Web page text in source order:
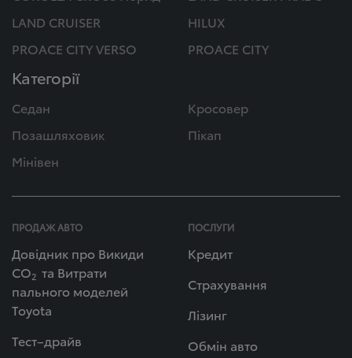
LAND CRUISER
HILUX
PROACE CITY VERSO
PROACE CITY
Категорії
Седан
Кросовер
Позашляховик
Пікап
Мінівен
ПРОДАЖ АВТО
Довідник про Викиди
СО2 та Витрати
пального моделей
Toyota
Тест–драйв
ПОСЛУГИ
Кредит
Страхування
Лізинг
Обмін авто